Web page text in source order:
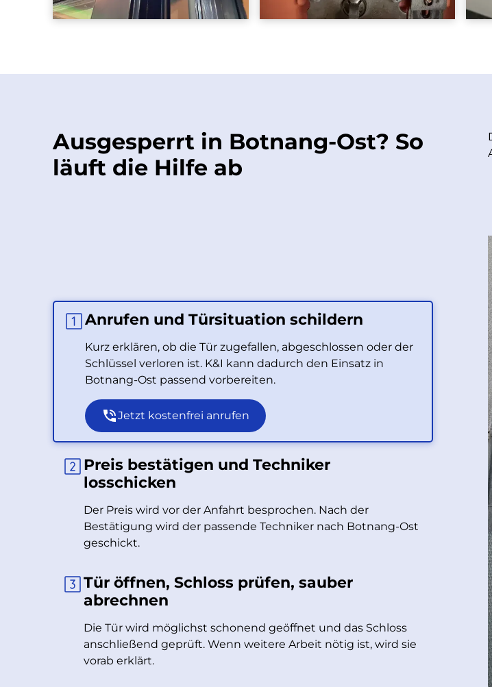
Ausgesperrt in Botnang-Ost? So
läuft die Hilfe ab
Anrufen und Türsituation schildern
Kurz erklären, ob die Tür zugefallen, abgeschlossen oder der
Schlüssel verloren ist. K&I kann dadurch den Einsatz in
Botnang-Ost passend vorbereiten.
Jetzt kostenfrei anrufen
Preis bestätigen und Techniker
losschicken
Der Preis wird vor der Anfahrt besprochen. Nach der
Bestätigung wird der passende Techniker nach Botnang-Ost
geschickt.
Tür öffnen, Schloss prüfen, sauber
abrechnen
Die Tür wird möglichst schonend geöffnet und das Schloss
anschließend geprüft. Wenn weitere Arbeit nötig ist, wird sie
vorab erklärt.